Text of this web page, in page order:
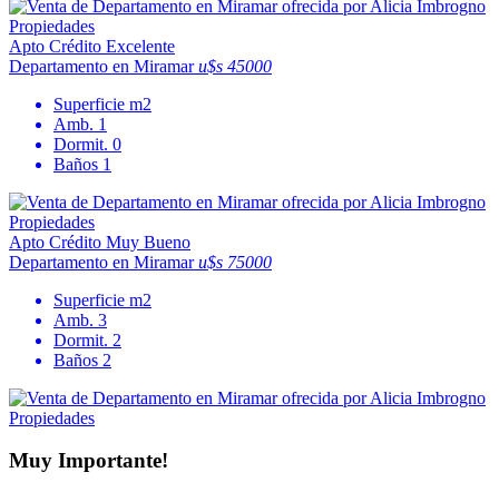
Apto Crédito Excelente
Departamento en Miramaru$s 45000
Superficie m2
Amb. 1
Dormit. 0
Baños 1
Apto Crédito Muy Bueno
Departamento en Miramaru$s 75000
Superficie m2
Amb. 3
Dormit. 2
Baños 2
Muy Importante!